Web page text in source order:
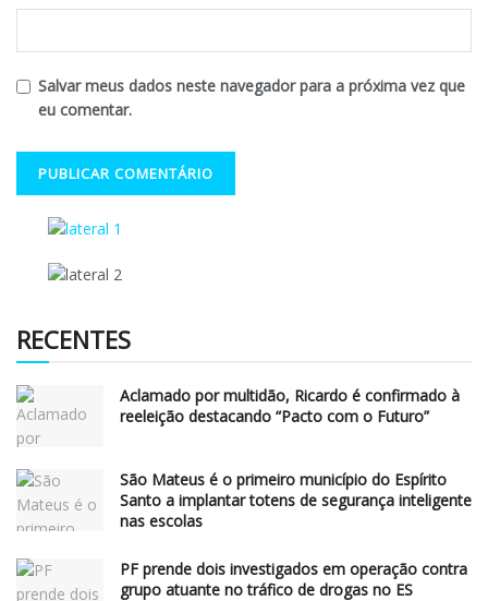
Salvar meus dados neste navegador para a próxima vez que
eu comentar.
RECENTES
Aclamado por multidão, Ricardo é confirmado à
reeleição destacando “Pacto com o Futuro”
São Mateus é o primeiro município do Espírito
Santo a implantar totens de segurança inteligente
nas escolas
PF prende dois investigados em operação contra
grupo atuante no tráfico de drogas no ES